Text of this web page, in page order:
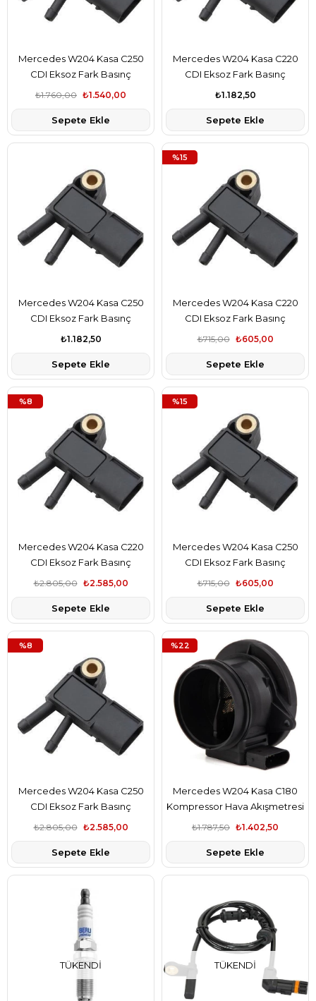
Mercedes W204 Kasa C250
CDI Eksoz Fark Basınç
Sensörü Pierburg Marka
₺1.540,00
₺1.760,00
Sepete Ekle
Mercedes W204 Kasa C220
CDI Eksoz Fark Basınç
Sensörü Bosch Marka
₺1.182,50
Sepete Ekle
Mercedes W204 Kasa C250
CDI Eksoz Fark Basınç
Sensörü Bosch Marka
₺1.182,50
Sepete Ekle
Mercedes W204 Kasa C220
CDI Eksoz Fark Basınç
Sensörü Bsg Marka
₺605,00
₺715,00
Sepete Ekle
%15
Mercedes W204 Kasa C220
CDI Eksoz Fark Basınç
Sensörü Hella Marka
₺2.585,00
₺2.805,00
Sepete Ekle
%8
Mercedes W204 Kasa C250
CDI Eksoz Fark Basınç
Sensörü Bsg Marka
₺605,00
₺715,00
Sepete Ekle
%15
Mercedes W204 Kasa C250
CDI Eksoz Fark Basınç
Sensörü Hella Marka
₺2.585,00
₺2.805,00
Sepete Ekle
%8
Mercedes W204 Kasa C180
Kompressor Hava Akışmetresi
Wenderparts Marka
₺1.402,50
₺1.787,50
Sepete Ekle
%22
TÜKENDI TÜKENDI